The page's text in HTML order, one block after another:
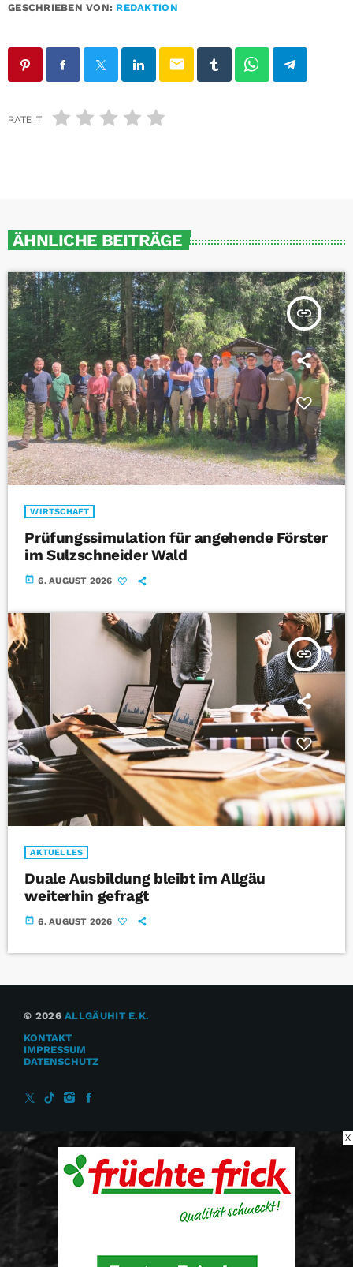
GESCHRIEBEN VON: REDAKTION
email
RATE IT
ÄHNLICHE BEITRÄGE
insert_link
WIRTSCHAFT
Prüfungssimulation für angehende Förster
im Sulzschneider Wald
today 6. AUGUST 2026
insert_link
AKTUELLES
Duale Ausbildung bleibt im Allgäu
weiterhin gefragt
today 6. AUGUST 2026
© 2026ALLGÄUHIT E.K.
KONTAKT
IMPRESSUM
DATENSCHUTZ
X